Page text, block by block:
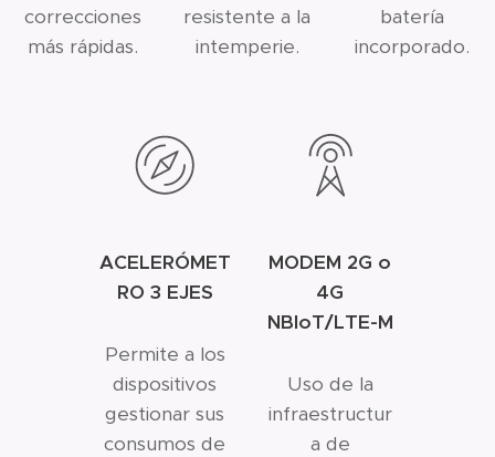
correcciones
más rápidas.
resistente a la
intemperie.
batería
incorporado.
ACELERÓMET
RO 3 EJES
Permite a los
dispositivos
gestionar sus
consumos de
MODEM 2G o
4G
NBIoT/LTE-M
Uso de la
infraestructur
a de